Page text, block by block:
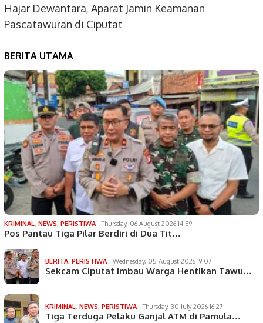
Hajar Dewantara, Aparat Jamin Keamanan
Pascatawuran di Ciputat
BERITA UTAMA
KRIMINAL, NEWS, PERISTIWA Thursday, 06 August 2026 14:59
Pos Pantau Tiga Pilar Berdiri di Dua Tit…
BERITA, PERISTIWA Wednesday, 05 August 2026 19:07
Sekcam Ciputat Imbau Warga Hentikan Tawu…
KRIMINAL, NEWS, PERISTIWA Thursday, 30 July 2026 16:27
Tiga Terduga Pelaku Ganjal ATM di Pamula…